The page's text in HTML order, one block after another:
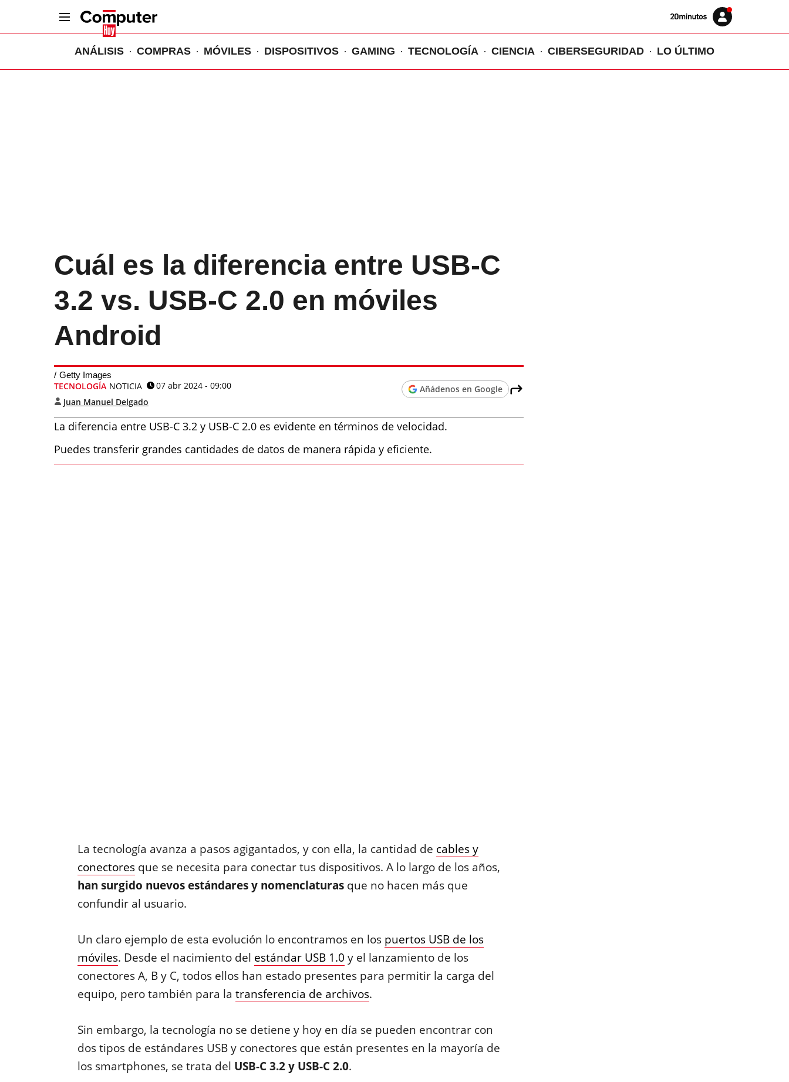
Volver
Iniciar
sesión
ANÁLISIS COMPRAS MÓVILES DISPOSITIVOS GAMING TECNOLOGÍA CIENCIA CIBERSEGURIDAD LO ÚLTIMO
Cuál es la diferencia entre USB-C
3.2 vs. USB-C 2.0 en móviles
Android
Getty Images
TECNOLOGÍA NOTICIA
07 abr 2024 - 09:00
Juan Manuel Delgado
Añádenos en Google
La diferencia entre USB-C 3.2 y USB-C 2.0 es evidente en términos de velocidad.
Puedes transferir grandes cantidades de datos de manera rápida y eficiente.
La tecnología avanza a pasos agigantados, y con ella, la cantidad de cables y
conectoresque se necesita para conectar tus dispositivos. A lo largo de los años,
han surgido nuevos estándares y nomenclaturasque no hacen más que
confundir al usuario.
Un claro ejemplo de esta evolución lo encontramos en los puertos USB de los
móviles. Desde el nacimiento del estándar USB 1.0 y el lanzamiento de los
conectores A, B y C, todos ellos han estado presentes para permitir la carga del
equipo, pero también para la transferencia de archivos.
Sin embargo, la tecnología no se detiene y hoy en día se pueden encontrar con
dos tipos de estándares USB y conectores que están presentes en la mayoría de
los smartphones, se trata del USB-C 3.2 y USB-C 2.0.